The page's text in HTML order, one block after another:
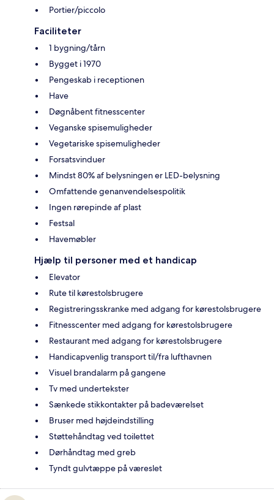
Portier/piccolo
Faciliteter
1 bygning/tårn
Bygget i 1970
Pengeskab i receptionen
Have
Døgnåbent fitnesscenter
Veganske spisemuligheder
Vegetariske spisemuligheder
Forsatsvinduer
Mindst 80% af belysningen er LED-belysning
Omfattende genanvendelsespolitik
Ingen rørepinde af plast
Festsal
Havemøbler
Hjælp til personer med et handicap
Elevator
Rute til kørestolsbrugere
Registreringsskranke med adgang for kørestolsbrugere
Fitnesscenter med adgang for kørestolsbrugere
Restaurant med adgang for kørestolsbrugere
Handicapvenlig transport til/fra lufthavnen
Visuel brandalarm på gangene
Tv med undertekster
Sænkede stikkontakter på badeværelset
Bruser med højdeindstilling
Støttehåndtag ved toilettet
Dørhåndtag med greb
Tyndt gulvtæppe på væreslet